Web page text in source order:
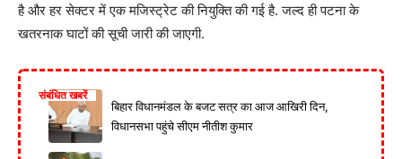
है और हर सेक्टर में एक मजिस्ट्रेट की नियुक्ति की गई है. जल्द ही पटना के
खतरनाक घाटों की सूची जारी की जाएगी.
संबंधित खबरें
बिहार विधानमंडल के बजट सत्र का आज आखिरी दिन,
विधानसभा पहुंचे सीएम नीतीश कुमार